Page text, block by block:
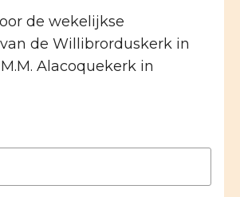
de wekelijkse
de Willibrorduskerk in
Alacoquekerk in